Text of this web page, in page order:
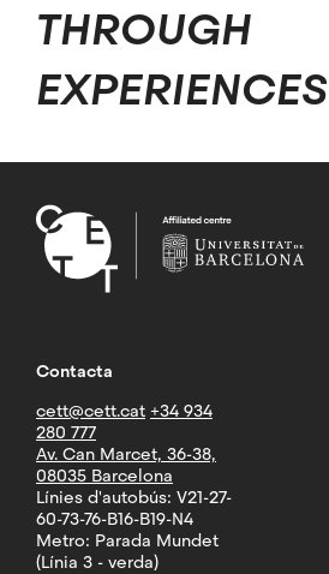
THROUGH
EXPERIENCES
Contacta
cett@cett.cat +34 934
280 777
Av. Can Marcet, 36-38,
08035 Barcelona
Línies d'autobús: V21-27-
60-73-76-B16-B19-N4
Metro: Parada Mundet
(Línia 3 - verda)